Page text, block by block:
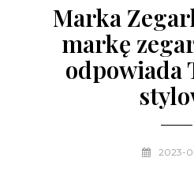
Marka
markę
odpowiada
2023-